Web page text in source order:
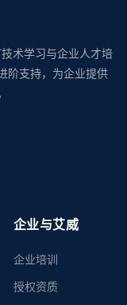
术学习与企业人才培
阶支持，为企业提供
企业与艾威
企业培训
授权资质